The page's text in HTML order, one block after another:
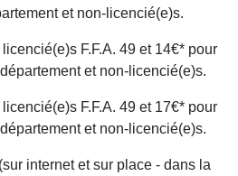
et non-licencié(e)s.
F.F.A. 49 et 14€* pour
et non-licencié(e)s.
F.F.A. 49 et 17€* pour
et non-licencié(e)s.
internet et sur place - dans la